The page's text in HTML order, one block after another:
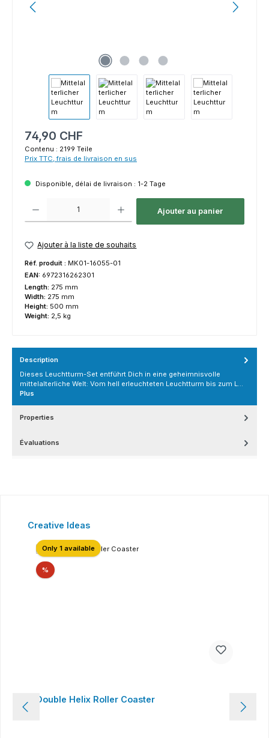
Prix régulier :
74,90 CHF
Contenu : 2199 Teile
Prix TTC, frais de livraison en sus
Disponible, délai de livraison : 1-2 Tage
Ajouter au panier
Ajouter à la liste de souhaits
Réf. produit : MK01-16055-01
EAN: 6972316262301
Length: 275 mm
Width: 275 mm
Height: 500 mm
Weight: 2,5 kg
Description
Dieses Leuchtturm-Set entführt Dich in eine geheimnisvolle
mittelalterliche Welt: Vom hell erleuchteten Leuchtturm bis zum L…
Plus
Properties
Évaluations
Ignorer la galerie de produits
Creative Ideas
Only 1 available
%Réduction
Double Helix Roller Coaster